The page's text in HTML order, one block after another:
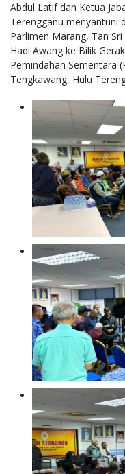
Abdul Latif dan Ketua
Terengganu menyantuni
Parlimen Marang, Tan
Hadi Awang ke Bilik
Pemindahan Sementara
Tengkawang, Hulu